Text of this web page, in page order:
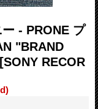
- PRONE プ
"BRAND
[SONY RECOR